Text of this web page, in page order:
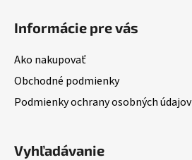
Informácie pre vás
Ako nakupovať
Obchodné podmienky
Podmienky ochrany osobných údajov
Vyhľadávanie